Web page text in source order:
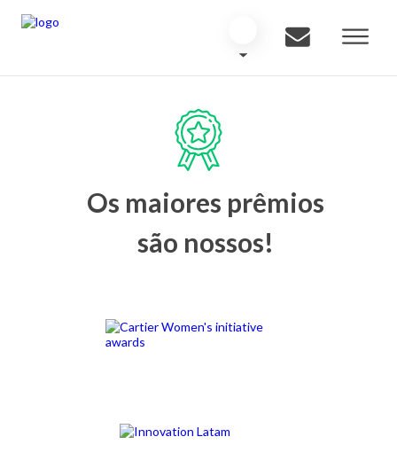
Os maiores prêmios
são nossos!